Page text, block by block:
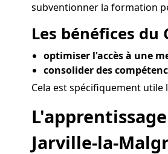
subventionner la formation
Les bénéfices du
optimiser l'accès à une
consolider des
Cela est spécifiquement
Jarville-la-